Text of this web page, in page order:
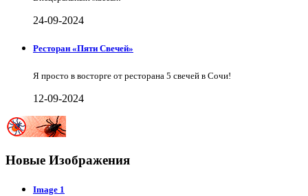
24-09-2024
Ресторан «Пяти Свечей»
Я просто в восторге от ресторана 5 свечей в Сочи!
12-09-2024
Новые Изображения
Image 1